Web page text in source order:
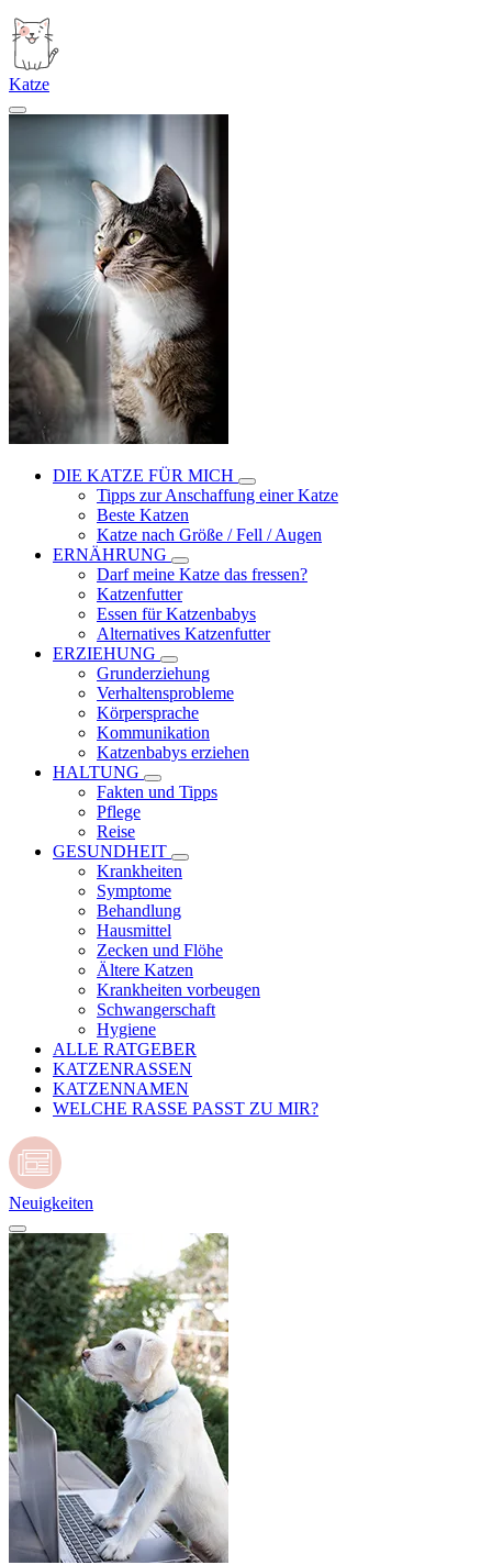
Katze
DIE KATZE FÜR MICH
Tipps zur Anschaffung einer Katze
Beste Katzen
Katze nach Größe / Fell / Augen
ERNÄHRUNG
Darf meine Katze das fressen?
Katzenfutter
Essen für Katzenbabys
Alternatives Katzenfutter
ERZIEHUNG
Grunderziehung
Verhaltensprobleme
Körpersprache
Kommunikation
Katzenbabys erziehen
HALTUNG
Fakten und Tipps
Pflege
Reise
GESUNDHEIT
Krankheiten
Symptome
Behandlung
Hausmittel
Zecken und Flöhe
Ältere Katzen
Krankheiten vorbeugen
Schwangerschaft
Hygiene
ALLE RATGEBER
KATZENRASSEN
KATZENNAMEN
WELCHE RASSE PASST ZU MIR?
Neuigkeiten